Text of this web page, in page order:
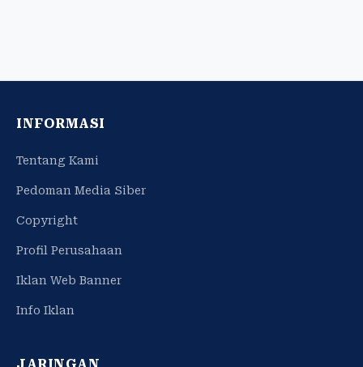
INFORMASI
Tentang Kami
Pedoman Media Siber
Copyright
Profil Perusahaan
Iklan Web Banner
Info Iklan
JARINGAN